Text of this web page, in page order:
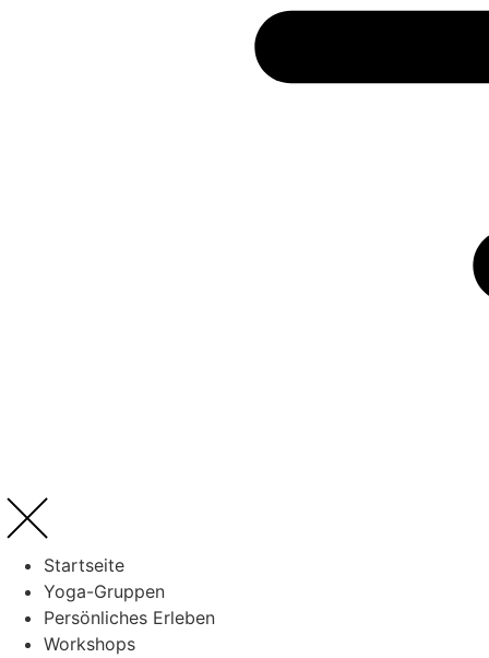
Startseite
Yoga-Gruppen
Persönliches Erleben
Workshops